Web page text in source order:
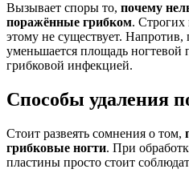
Вызывает споры то, почему
поражённые грибком. Строгих
этому не существует.
уменьшается площадь ногтевой
грибковой инфекцией.
Способы удаления
Стоит развеять сомнения о том,
грибковые ногти. При
пластины просто стоит